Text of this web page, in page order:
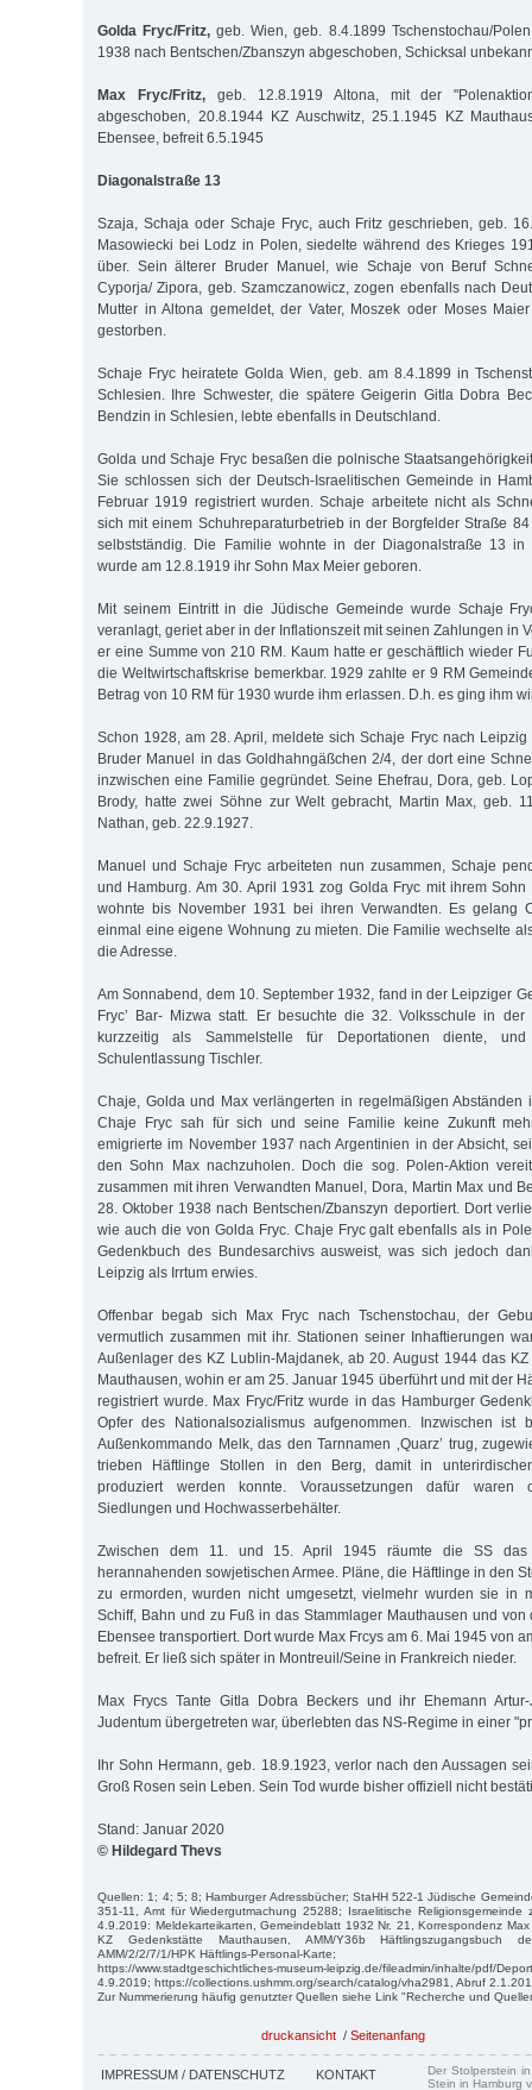
Golda Fryc/Fritz, geb. Wien, geb. 8.4.1899 Tschenstochau/
1938 nach Bentschen/Zbanszyn abgeschoben, Schicksal
Max Fryc/Fritz,geb. 12.8.1919 Altona, mit der
abgeschoben, 20.8.1944 KZ Auschwitz, 25.1.1945 KZ
Ebensee, befreit 6.5.1945
Diagonalstraße 13
Szaja, Schaja oder Schaje Fryc, auch Fritz geschrieben, geb.
Masowiecki bei Lodz in Polen, siedelte während des Krieges
über. Sein älterer Bruder Manuel, wie Schaje von Beruf
Cyporja/ Zipora, geb. Szamczanowicz, zogen ebenfalls nach
Mutter in Altona gemeldet, der Vater, Moszek oder Moses
gestorben.
Schaje Fryc heiratete Golda Wien, geb. am 8.4.1899 in
Schlesien. Ihre Schwester, die spätere Geigerin Gitla Dobra
Bendzin in Schlesien, lebte ebenfalls in Deutschland.
Golda und Schaje Fryc besaßen die polnische
Sie schlossen sich der Deutsch-Israelitischen Gemeinde in
Februar 1919 registriert wurden. Schaje arbeitete nicht als
sich mit einem Schuhreparaturbetrieb in der Borgfelder Straße
selbstständig. Die Familie wohnte in der Diagonalstraße 13 in
wurde am 12.8.1919 ihr Sohn Max Meier geboren.
Mit seinem Eintritt in die Jüdische Gemeinde wurde Schaje
veranlagt, geriet aber in der Inflationszeit mit seinen Zahlungen in
er eine Summe von 210 RM. Kaum hatte er geschäftlich wieder
die Weltwirtschaftskrise bemerkbar. 1929 zahlte er 9 RM
Betrag von 10 RM für 1930 wurde ihm erlassen. D.h. es ging ihm
Schon 1928, am 28. April, meldete sich Schaje Fryc nach
Bruder Manuel in das Goldhahngäßchen 2/4, der dort eine
inzwischen eine Familie gegründet. Seine Ehefrau, Dora, geb.
Brody, hatte zwei Söhne zur Welt gebracht, Martin Max, geb.
Nathan, geb. 22.9.1927.
Manuel und Schaje Fryc arbeiteten nun zusammen, Schaje
und Hamburg. Am 30. April 1931 zog Golda Fryc mit ihrem
wohnte bis November 1931 bei ihren Verwandten. Es gelang
einmal eine eigene Wohnung zu mieten. Die Familie wechselte
die Adresse.
Am Sonnabend, dem 10. September 1932, fand in der Leipziger
Fryc’ Bar- Mizwa statt. Er besuchte die 32. Volksschule in der
kurzzeitig als Sammelstelle für Deportationen diente,
Schulentlassung Tischler.
Chaje, Golda und Max verlängerten in regelmäßigen Abständen
Chaje Fryc sah für sich und seine Familie keine Zukunft
emigrierte im November 1937 nach Argentinien in der Absicht,
den Sohn Max nachzuholen. Doch die sog. Polen-Aktion
zusammen mit ihren Verwandten Manuel, Dora, Martin Max und
28. Oktober 1938 nach Bentschen/Zbanszyn deportiert. Dort
wie auch die von Golda Fryc. Chaje Fryc galt ebenfalls als in
Gedenkbuch des Bundesarchivs ausweist, was sich jedoch
Leipzig als Irrtum erwies.
Offenbar begab sich Max Fryc nach Tschenstochau, der
vermutlich zusammen mit ihr. Stationen seiner Inhaftierungen
Außenlager des KZ Lublin-Majdanek, ab 20. August 1944 das
Mauthausen, wohin er am 25. Januar 1945 überführt und mit der
registriert wurde. Max Fryc/Fritz wurde in das Hamburger
Opfer des Nationalsozialismus aufgenommen. Inzwischen ist
Außenkommando Melk, das den Tarnnamen ‚Quarz’ trug,
trieben Häftlinge Stollen in den Berg, damit in
produziert werden konnte. Voraussetzungen dafür waren
Siedlungen und Hochwasserbehälter.
Zwischen dem 11. und 15. April 1945 räumte die SS
herannahenden sowjetischen Armee. Pläne, die Häftlinge in den
zu ermorden, wurden nicht umgesetzt, vielmehr wurden sie in
Schiff, Bahn und zu Fuß in das Stammlager Mauthausen und von
Ebensee transportiert. Dort wurde Max Frcys am 6. Mai 1945 von
befreit. Er ließ sich später in Montreuil/Seine in Frankreich nieder.
Max Frycs Tante Gitla Dobra Beckers und ihr Ehemann
Judentum übergetreten war, überlebten das NS-Regime in einer
Ihr Sohn Hermann, geb. 18.9.1923, verlor nach den Aussagen
Groß Rosen sein Leben. Sein Tod wurde bisher offiziell nicht
Stand: Januar 2020
© Hildegard Thevs
Quellen: 1; 4; 5; 8; Hamburger Adressbücher; StaHH 522-1 Jüdische
351-11, Amt für Wiedergutmachung 25288; Israelitische Religionsgemeinde
4.9.2019: Meldekarteikarten, Gemeindeblatt 1932 Nr. 21, Korrespondenz
KZ Gedenkstätte Mauthausen, AMM/Y36b Häftlingszugangsbuch
AMM/2/2/7/1/HPK Häftlings-Personal-Karte;
https://www.stadtgeschichtliches-museum-leipzig.de/fileadmin/inhalte/pdf/
4.9.2019; https://collections.ushmm.org/search/catalog/vha2981, Abruf
Zur Nummerierung häufig genutzter Quellen siehe Link "Recherche und
druckansicht / Seitenanfang
IMPRESSUM / DATENSCHUTZ KONTAKT
Der Stolperstein
Stein in Hamburg